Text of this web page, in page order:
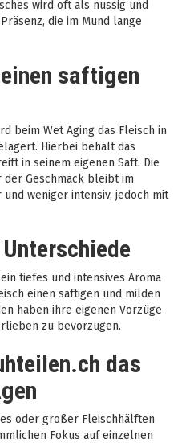
wird oft als nussig und
die im Mund lange
saftigen
beim Wet Aging das Fleisch in
Hierbei behält das
in seinem eigenen Saft. Die
Geschmack bleibt im
weniger intensiv, jedoch mit
tiefes und intensives Aroma
einen saftigen und milden
haben ihre eigenen Vorzüge
zu bevorzugen.
das
oder großer Fleischhälften
Fokus auf einzelnen